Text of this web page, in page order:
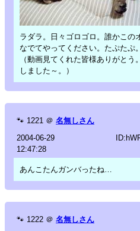
ラダラ。日々ゴロゴロ。誰かこの
なでてやってください。たぷたぷ。
（動画見てくれた皆様ありがと
しました～。）
🐾 1221 ＠ 名無しさん
2004-06-29
12:47:28
あんこたんガンバったね…
🐾 1222 ＠ 名無しさん